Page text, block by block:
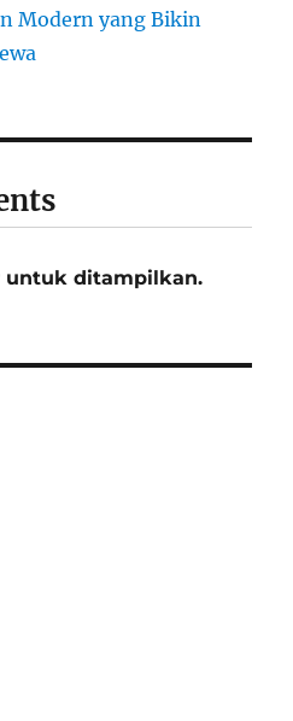
Modern yang Bikin
untuk ditampilkan.